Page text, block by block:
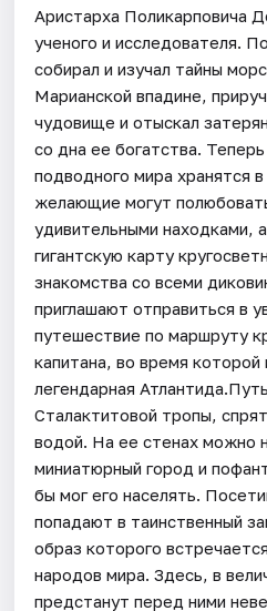
Аристарха Поликарповича
ученого и исследователя.
собирал и изучал тайны
Марианской впадине,
чудовище и отыскал
со дна ее богатства.
подводного мира хранятся
желающие могут
удивительными находками,
гигантскую карту
знакомства со всеми
приглашают отправиться в
путешествие по маршруту
капитана, во время которой
легендарная
Сталактитовой тропы,
водой. На ее стенах можно
миниатюрный город и
бы мог его населять.
попадают в таинственный
образ которого
народов мира. Здесь, в
предстанут перед ними